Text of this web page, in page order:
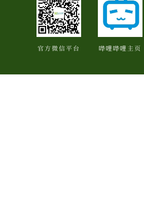
官方微信平台 哔哩哔哩主页